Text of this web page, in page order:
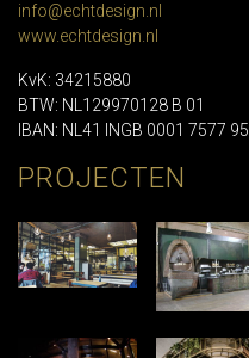
info@echtdesign.nl
www.echtdesign.nl
KvK: 34215880
BTW: NL129970128 B 01
IBAN: NL41 INGB 0001 7577 95
PROJECTEN